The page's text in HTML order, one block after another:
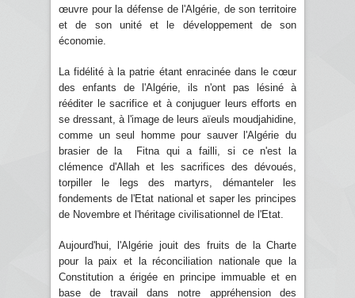
œuvre pour la défense de l'Algérie, de son territoire
et de son unité et le développement de son
économie.
La fidélité à la patrie étant enracinée dans le cœur
des enfants de l'Algérie, ils n'ont pas lésiné à
rééditer le sacrifice et à conjuguer leurs efforts en
se dressant, à l'image de leurs aïeuls moudjahidine,
comme un seul homme pour sauver l'Algérie du
brasier de la Fitna qui a failli, si ce n'est la
clémence d'Allah et les sacrifices des dévoués,
torpiller le legs des martyrs, démanteler les
fondements de l'Etat national et saper les principes
de Novembre et l'héritage civilisationnel de l'Etat.
Aujourd'hui, l'Algérie jouit des fruits de la Charte
pour la paix et la réconciliation nationale que la
Constitution a érigée en principe immuable et en
base de travail dans notre appréhension des